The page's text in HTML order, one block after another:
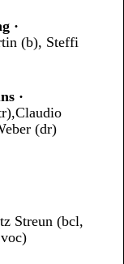
·
(b), Steffi
·
(dr)
Streun (bcl,